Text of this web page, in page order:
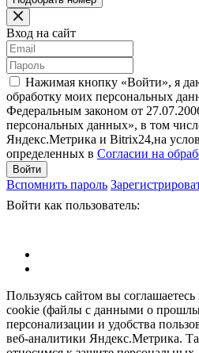
Вход на сайт
Нажимая кнопку «Войти», я
обработку моих персональных
Федеральным законом от
персональных данных», в том
Яндекс.Метрика и Bitrix24,на
определенных в Согласии на
Войти
Вспомнить пароль
Войти как пользователь:
Пользуясь сайтом вы
cookie (файлы с данными о
персонализации и удобства
веб-аналитики Яндекс.Метрика.